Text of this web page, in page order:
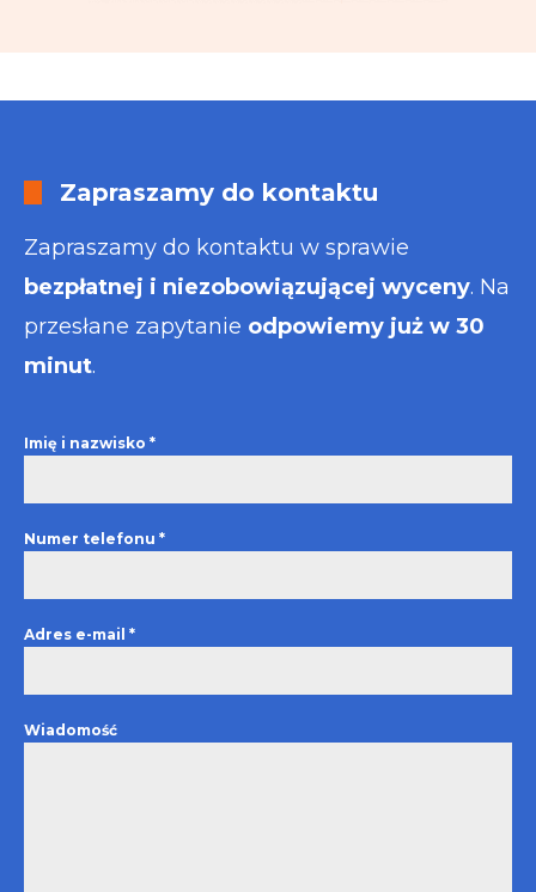
Zapraszamy do kontaktu
Zapraszamy do kontaktu w sprawie
bezpłatnej i niezobowiązującej wyceny. Na
przesłane zapytanie odpowiemy już w 30
minut.
Imię i nazwisko *
Numer telefonu *
Adres e-mail *
Wiadomość